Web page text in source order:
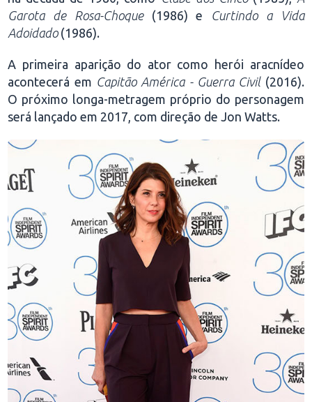
Garota de Rosa-Choque(1986) e Curtindo a Vida
Adoidado(1986).
A primeira aparição do ator como herói aracnídeo
acontecerá em Capitão América - Guerra Civil(2016).
O próximo longa-metragem próprio do personagem
será lançado em 2017, com direção de Jon Watts.